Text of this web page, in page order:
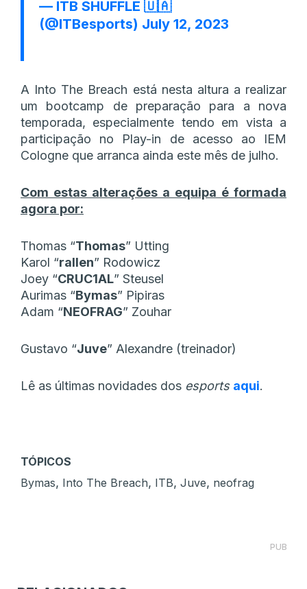
— ITB SHUFFLE 🇺🇦
(@ITBesports) July 12, 2023
A Into The Breach está nesta altura a realizar
um bootcamp de preparação para a nova
temporada, especialmente tendo em vista a
participação no Play-in de acesso ao IEM
Cologne que arranca ainda este mês de julho.
Com estas alterações a equipa é formada
agora por:
Thomas “Thomas” Utting
Karol “⁠rallen⁠” Rodowicz
Joey “CRUC1AL” Steusel
Aurimas “Bymas” Pipiras
Adam “NEOFRAG” Zouhar
Gustavo “⁠Juve⁠” Alexandre (treinador)
Lê as últimas novidades dos esports aqui.
TÓPICOS
Bymas, Into The Breach, ITB, Juve, neofrag
PUB